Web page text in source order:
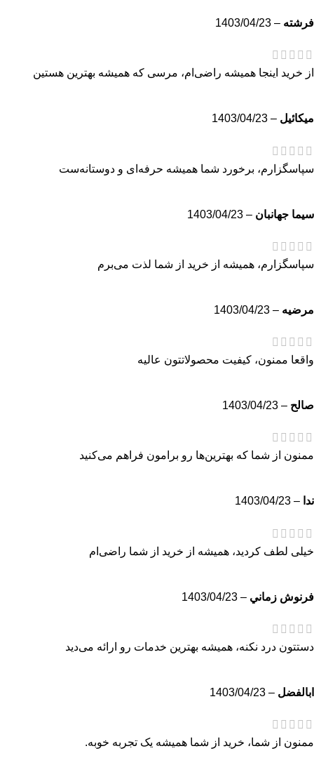
فرشته –
1403/04/23
از خرید اینجا همیشه راضی‌ام، مرسی که همیشه بهترین هستین
ميكائيل –
1403/04/23
سپاسگزارم، برخورد شما همیشه حرفه‌ای و دوستانه‌ست
سيما جهانبان –
1403/04/23
سپاسگزارم، همیشه از خرید از شما لذت می‌برم
مرضيه –
1403/04/23
واقعا ممنون، کیفیت محصولاتتون عالیه
صالح –
1403/04/23
ممنون از شما که بهترین‌ها رو برامون فراهم می‌کنید
ندا –
1403/04/23
خیلی لطف کردید، همیشه از خرید از شما راضی‌ام
فرنوش زماني –
1403/04/23
دستتون درد نکنه، همیشه بهترین خدمات رو ارائه می‌دید
ابالفضل –
1403/04/23
ممنون از شما، خرید از شما همیشه یک تجربه خوبه.